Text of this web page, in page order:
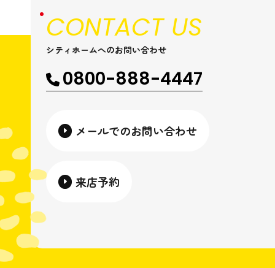
CONTACT US
シティホームへのお問い合わせ
0800-888-4447
メールでのお問い合わせ
来店予約